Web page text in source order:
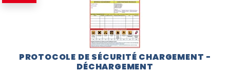
PROTOCOLE DE SÉCURITÉ CHARGEMENT -
DÉCHARGEMENT